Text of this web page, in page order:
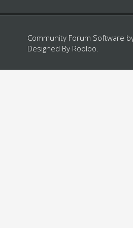
Community Forum Software
Designed By Rooloo.